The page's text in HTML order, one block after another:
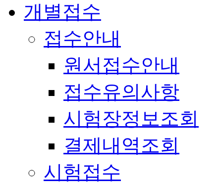
개별접수
접수안내
원서접수안내
접수유의사항
시험장정보조회
결제내역조회
시험접수